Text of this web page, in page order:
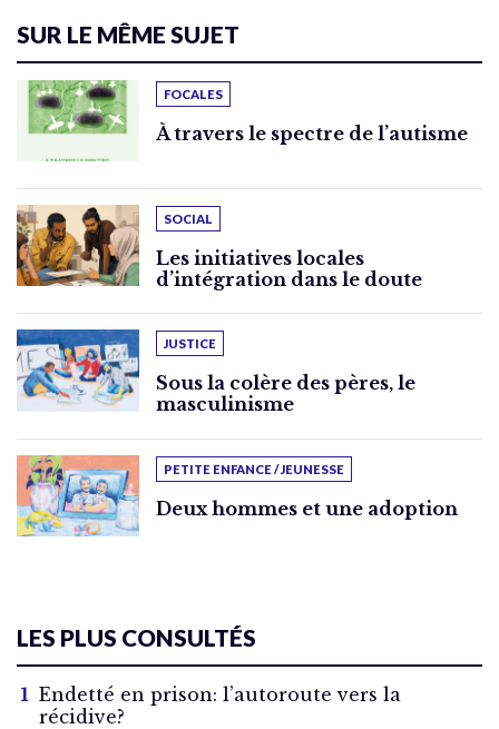
SUR LE MÊME SUJET
FOCALES
À travers le spectre de l’autisme
SOCIAL
Les initiatives locales
d’intégration dans le doute
JUSTICE
Sous la colère des pères, le
masculinisme
PETITE ENFANCE / JEUNESSE
Deux hommes et une adoption
LES PLUS CONSULTÉS
Endetté en prison: l’autoroute vers la
récidive?